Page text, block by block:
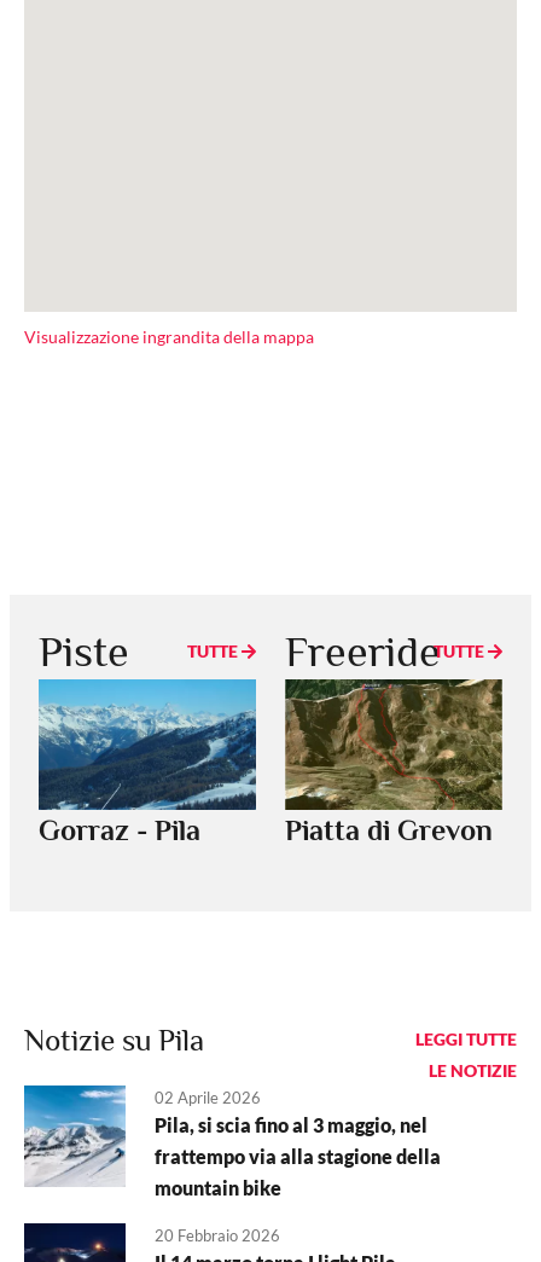
Visualizzazione ingrandita della mappa
Piste TUTTE
Gorraz - Pila
FreerideTUTTE
Piatta di Grevon
Notizie su Pila
LEGGI TUTTE
LE NOTIZIE
02 Aprile 2026
Pila, si scia fino al 3 maggio, nel
frattempo via alla stagione della
mountain bike
20 Febbraio 2026